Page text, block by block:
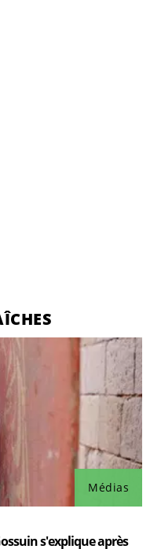
Médias
s'explique après